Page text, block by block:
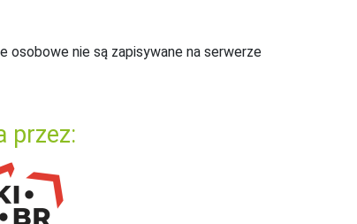
osobowe nie są zapisywane na serwerze
przez: